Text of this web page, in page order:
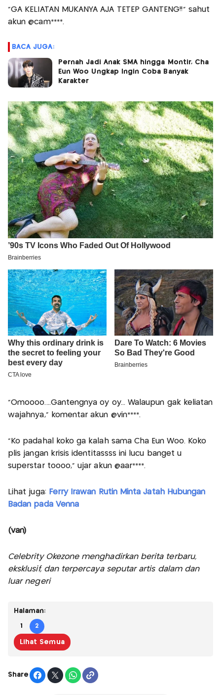
“GA KELIATAN MUKANYA AJA TETEP GANTENG!!” sahut
akun @cam****.
BACA JUGA:
Pernah Jadi Anak SMA hingga Montir, Cha
Eun Woo Ungkap Ingin Coba Banyak
Karakter
“Omoooo....Gantengnya oy oy... Walaupun gak keliatan
wajahnya,” komentar akun @vin****.
“Ko padahal koko ga kalah sama Cha Eun Woo. Koko
plis jangan krisis identitassss ini lucu banget u
superstar toooo,” ujar akun @aar****.
Lihat juga: Ferry Irawan Rutin Minta Jatah Hubungan
Badan pada Venna
(van)
Celebrity Okezone menghadirkan berita terbaru,
eksklusif, dan terpercaya seputar artis dalam dan
luar negeri
Halaman:
1 2
Lihat Semua
Share